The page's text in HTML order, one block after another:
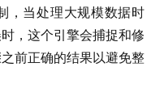
，当处理大规模数据时
，这个引擎会捕捉和修
前正确的结果以避免整